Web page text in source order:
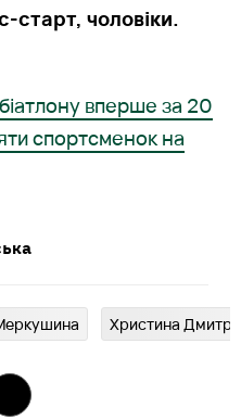
старт, чоловіки.
вперше за 20
спортсменок на
Христина